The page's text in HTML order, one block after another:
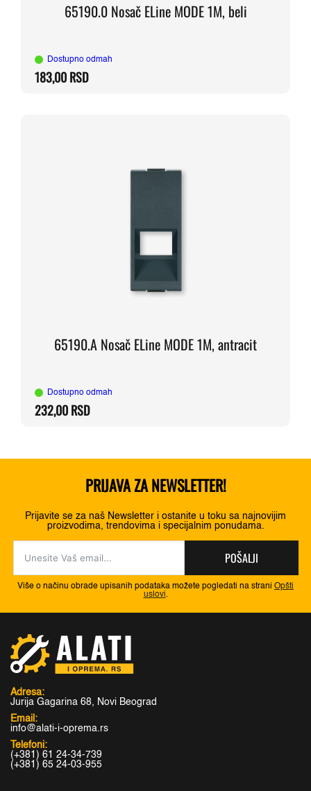
65190.0 Nosač ELine MODE 1M, beli
Dostupno odmah
183,00RSD
65190.A Nosač ELine MODE 1M, antracit
Dostupno odmah
232,00RSD
PRIJAVA ZA NEWSLETTER!
Prijavite se za naš Newsletter i ostanite u toku sa najnovijim
proizvodima, trendovima i specijalnim ponudama.
POŠALJI
Više o načinu obrade upisanih podataka možete pogledati na strani Opšti
uslovi.
Adresa:
Jurija Gagarina 68, Novi Beograd
Email:
info@alati-i-oprema.rs
Telefoni:
(+381) 61 24-34-739
(+381) 65 24-03-955